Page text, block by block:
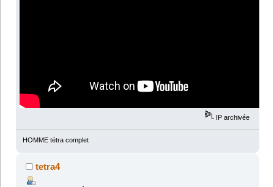
IP archivée
HOMME tétra complet
tetra4